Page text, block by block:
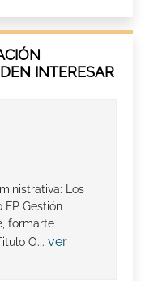
INTERESAR
Los
Gestión
formarte
O... ver